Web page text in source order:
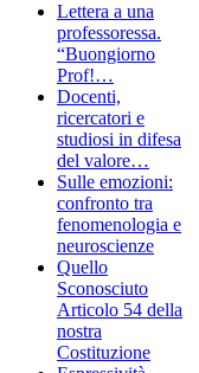
Lettera a una
professoressa.
“Buongiorno
Prof!…
Docenti,
ricercatori e
studiosi in difesa
del valore…
Sulle emozioni:
confronto tra
fenomenologia e
neuroscienze
Quello
Sconosciuto
Articolo 54 della
nostra
Costituzione